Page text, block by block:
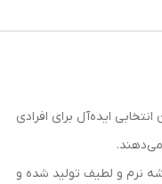
ایده‌آل برای افرادی
نرم و لطیف تولید شده و